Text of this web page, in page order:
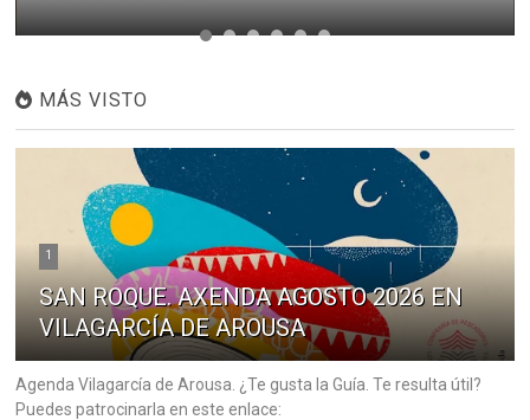
MÁS VISTO
1
SAN ROQUE. AXENDA AGOSTO 2026 EN
VILAGARCÍA DE AROUSA
Agenda Vilagarcía de Arousa. ¿Te gusta la Guía. Te resulta útil?
Puedes patrocinarla en este enlace: